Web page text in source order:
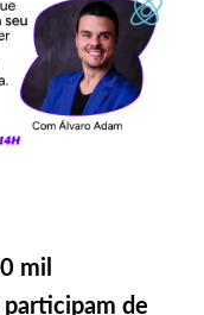
mil
de